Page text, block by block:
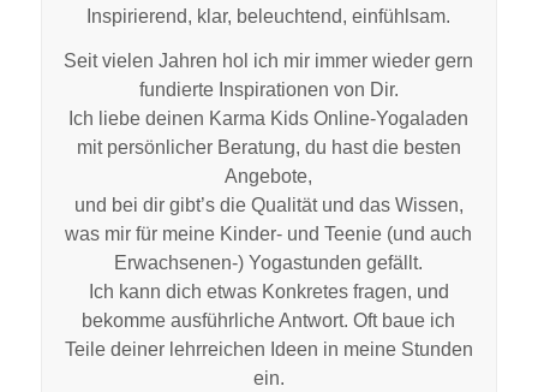
Inspirierend, klar, beleuchtend, einfühlsam.
Seit vielen Jahren hol ich mir immer wieder gern
fundierte Inspirationen von Dir.
Ich liebe deinen Karma Kids Online-Yogaladen
mit persönlicher Beratung, du hast die besten
Angebote,
und bei dir gibt’s die Qualität und das Wissen,
was mir für meine Kinder- und Teenie (und auch
Erwachsenen-) Yogastunden gefällt.
Ich kann dich etwas Konkretes fragen, und
bekomme ausführliche Antwort. Oft baue ich
Teile deiner lehrreichen Ideen in meine Stunden
ein.